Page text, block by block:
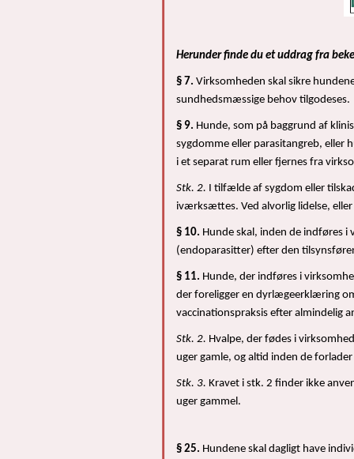
Herunder finde du et uddrag fra
§ 7. Virksomheden skal sikre
sundhedsmæssige behov tilgodeses.
§ 9. Hunde, som på baggrund af
sygdomme eller parasitangreb, eller
i et separat rum eller fjernes fra
Stk. 2. I tilfælde af sygdom eller
iværksættes. Ved alvorlig lidelse,
§ 10. Hunde skal, inden de indføres
(endoparasitter) efter den
§ 11. Hunde, der indføres i
der foreligger en dyrlægeerklæring
vaccinationspraksis efter almindelig
Stk. 2. Hvalpe, der fødes i
uger gamle, og altid inden de
Stk. 3. Kravet i stk. 2 finder ikke
uger gammel.
§ 25. Hundene skal dagligt have